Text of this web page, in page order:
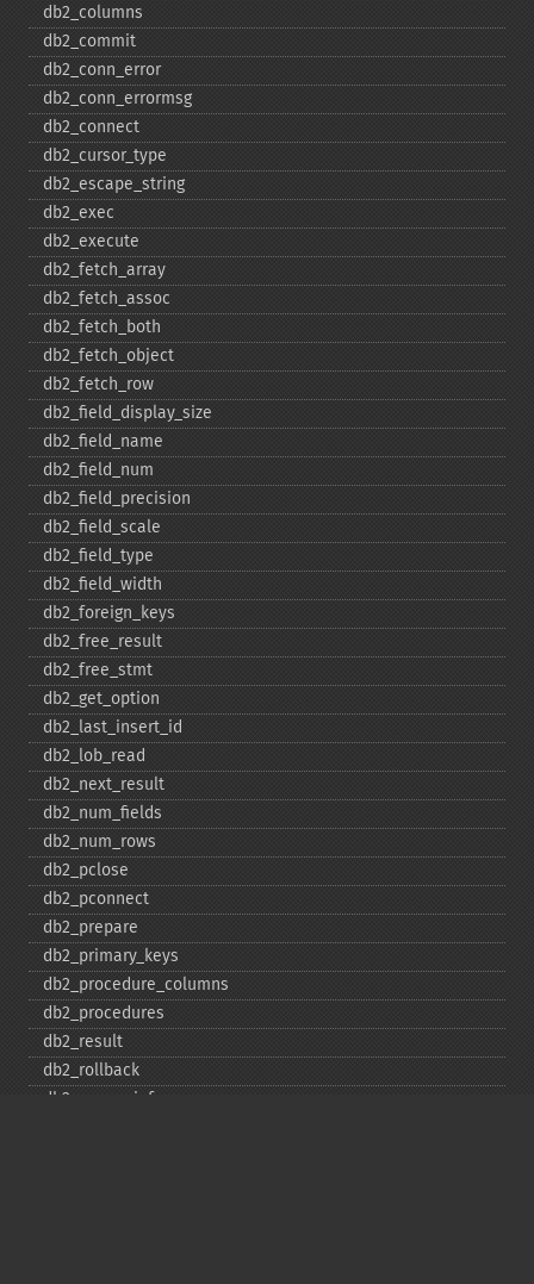
db2_​columns
db2_​commit
db2_​conn_​error
db2_​conn_​errormsg
db2_​connect
db2_​cursor_​type
db2_​escape_​string
db2_​exec
db2_​execute
db2_​fetch_​array
db2_​fetch_​assoc
db2_​fetch_​both
db2_​fetch_​object
db2_​fetch_​row
db2_​field_​display_​size
db2_​field_​name
db2_​field_​num
db2_​field_​precision
db2_​field_​scale
db2_​field_​type
db2_​field_​width
db2_​foreign_​keys
db2_​free_​result
db2_​free_​stmt
db2_​get_​option
db2_​last_​insert_​id
db2_​lob_​read
db2_​next_​result
db2_​num_​fields
db2_​num_​rows
db2_​pclose
db2_​pconnect
db2_​prepare
db2_​primary_​keys
db2_​procedure_​columns
db2_​procedures
db2_​result
db2_​rollback
db2_​server_​info